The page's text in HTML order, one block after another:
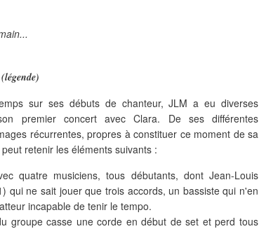
(légende)
sur ses débuts de chanteur, JLM a eu diverses
premier concert avec Clara. De ses différentes
récurrentes, propres à constituer ce moment de sa
retenir les éléments suivants :
quatre musiciens, tous débutants, dont Jean-Louis
qui ne sait jouer que trois accords, un bassiste qui n'en
incapable de tenir le tempo.
groupe casse une corde en début de set et perd tous